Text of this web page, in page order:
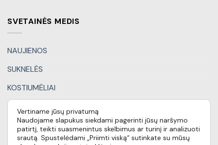
SVETAINĖS MEDIS
NAUJIENOS
SUKNELĖS
KOSTIUMĖLIAI
KITI DRABUŽIAI
DOVANŲ KUPONAI
Vertiname jūsų privatumą
Naudojame slapukus siekdami pagerinti jūsų naršymo
patirtį, teikti suasmenintus skelbimus ar turinį ir analizuoti
srautą. Spustelėdami „Priimti viską“ sutinkate su mūsų